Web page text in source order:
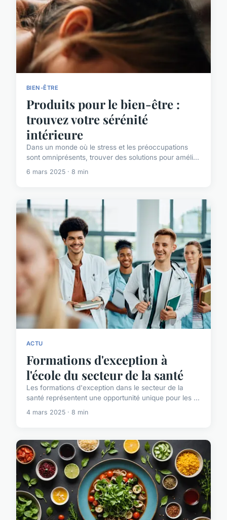
BIEN-ÊTRE
Produits pour le bien-être :
trouvez votre sérénité
intérieure
Dans un monde où le stress et les préoccupations
sont omniprésents, trouver des solutions pour améli...
6 mars 2025 · 8 min
ACTU
Formations d'exception à
l'école du secteur de la santé
Les formations d'exception dans le secteur de la
santé représentent une opportunité unique pour les ...
4 mars 2025 · 8 min